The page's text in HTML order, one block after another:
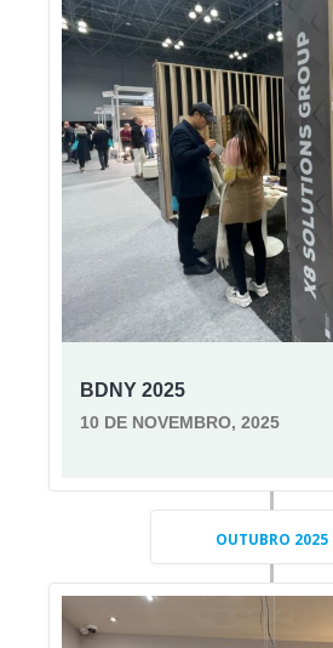
BDNY 2025
10 DE NOVEMBRO, 2025
OUTUBRO 2025